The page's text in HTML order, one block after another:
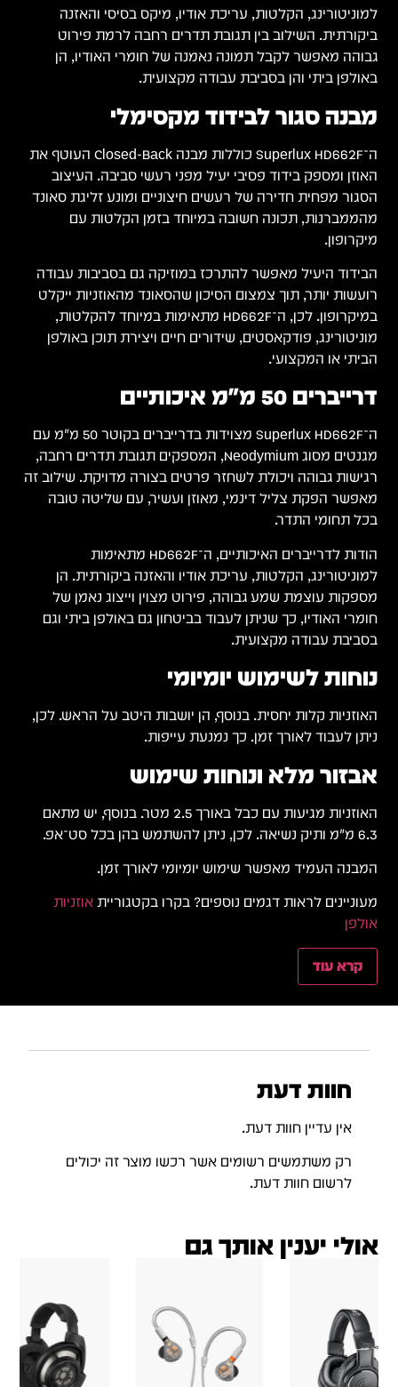
למוניטורינג, הקלטות, עריכת אודיו, מיקס בסיסי והאזנה
ביקורתית. השילוב בין תגובת תדרים רחבה לרמת פירוט
גבוהה מאפשר לקבל תמונה נאמנה של חומרי האודיו, הן
באולפן ביתי והן בסביבת עבודה מקצועית.
מבנה סגור לבידוד מקסימלי
ה־Superlux HD662F כוללות מבנה Closed-Back העוטף את
האוזן ומספק בידוד פסיבי יעיל מפני רעשי סביבה. העיצוב
הסגור מפחית חדירה של רעשים חיצוניים ומונע זליגת סאונד
מהממברנות, תכונה חשובה במיוחד בזמן הקלטות עם
מיקרופון.
הבידוד היעיל מאפשר להתרכז במוזיקה גם בסביבות עבודה
רועשות יותר, תוך צמצום הסיכון שהסאונד מהאוזניות ייקלט
במיקרופון. לכן, ה־HD662F מתאימות במיוחד להקלטות,
מוניטורינג, פודקאסטים, שידורים חיים ויצירת תוכן באולפן
הביתי או המקצועי.
דרייברים 50 מ"מ איכותיים
ה־Superlux HD662F מצוידות בדרייברים בקוטר 50 מ"מ עם
מגנטים מסוג Neodymium, המספקים תגובת תדרים רחבה,
רגישות גבוהה ויכולת לשחזר פרטים בצורה מדויקת. שילוב זה
מאפשר הפקת צליל דינמי, מאוזן ועשיר, עם שליטה טובה
בכל תחומי התדר.
הודות לדרייברים האיכותיים, ה־HD662F מתאימות
למוניטורינג, הקלטות, עריכת אודיו והאזנה ביקורתית. הן
מספקות עוצמת שמע גבוהה, פירוט מצוין וייצוג נאמן של
חומרי האודיו, כך שניתן לעבוד בביטחון גם באולפן ביתי וגם
בסביבת עבודה מקצועית.
נוחות לשימוש יומיומי
האוזניות קלות יחסית. בנוסף, הן יושבות היטב על הראש. לכן,
ניתן לעבוד לאורך זמן. כך נמנעת עייפות.
אבזור מלא ונוחות שימוש
האוזניות מגיעות עם כבל באורך 2.5 מטר. בנוסף, יש מתאם
6.3 מ"מ ותיק נשיאה. לכן, ניתן להשתמש בהן בכל סט־אפ.
המבנה העמיד מאפשר שימוש יומיומי לאורך זמן.
מעוניינים לראות דגמים נוספים? בקרו בקטגורייתאוזניות
אולפן
קרא עוד
חוות דעת
אין עדיין חוות דעת.
רק משתמשים רשומים אשר רכשו מוצר זה יכולים
לרשום חוות דעת.
אולי יענין אותך גם